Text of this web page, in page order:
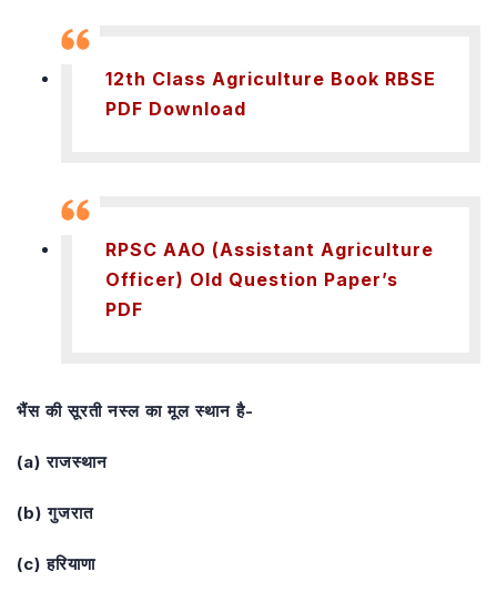
12th Class Agriculture Book RBSE
PDF Download
RPSC AAO (Assistant Agriculture
Officer) Old Question Paper’s
PDF
भैंस की सूरती नस्ल का मूल स्थान है-
(a) राजस्थान
(b) गुजरात
(c) हरियाणा